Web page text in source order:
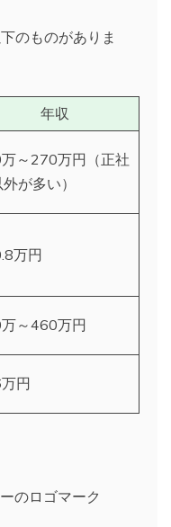
のものがありま
年収
～270万円（正社
が多い）
万円
～460万円
円